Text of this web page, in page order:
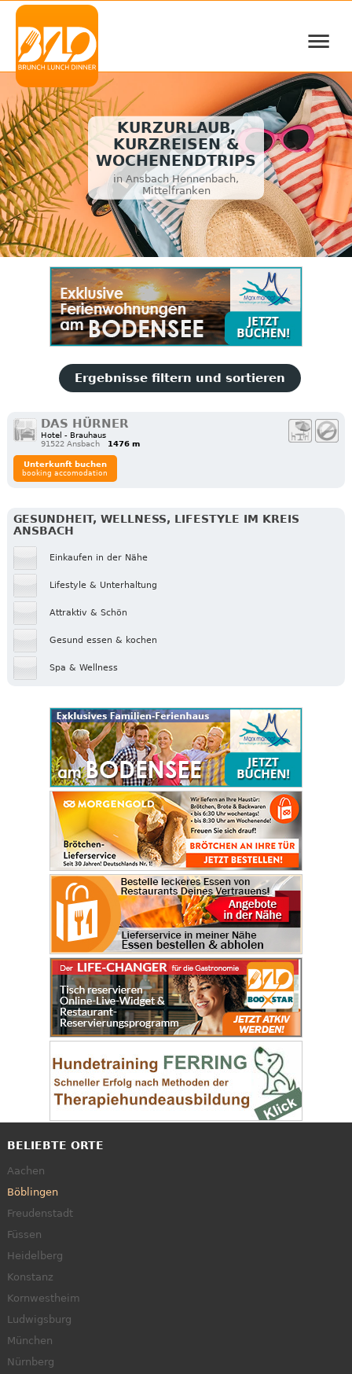
≡
KURZURLAUB,
KURZREISEN &
WOCHENENDTRIPS
in Ansbach Hennenbach,
Mittelfranken
Ergebnisse filtern und sortieren
DAS HÜRNER
Hotel - Brauhaus
91522 Ansbach
1476 m
Unterkunft buchen
booking accomodation
GESUNDHEIT, WELLNESS, LIFESTYLE IM KREIS
ANSBACH
Einkaufen in der Nähe
Lifestyle & Unterhaltung
Attraktiv & Schön
Gesund essen & kochen
Spa & Wellness
BELIEBTE ORTE
Aachen
Böblingen
Freudenstadt
Füssen
Heidelberg
Konstanz
Kornwestheim
Ludwigsburg
München
Nürnberg